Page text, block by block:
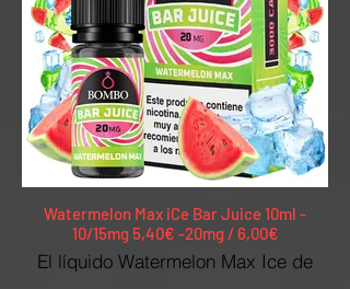
Watermelon Max iCe Bar Juice 10ml -
10/15mg 5,40€ -20mg / 6,00€
El líquido Watermelon Max Ice de